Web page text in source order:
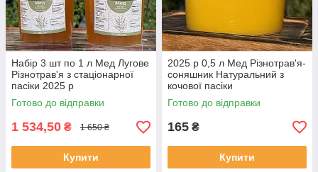
Набір 3 шт по 1 л Мед Лугове
Різнотрав'я з стаціонарної
пасіки 2025 р
Готово до відправки
1 534,50 ₴ 1 650 ₴
Купити
2025 р 0,5 л Мед Різнотрав'я-
соняшник Натуральний з
кочової пасіки
Готово до відправки
165 ₴
Купити